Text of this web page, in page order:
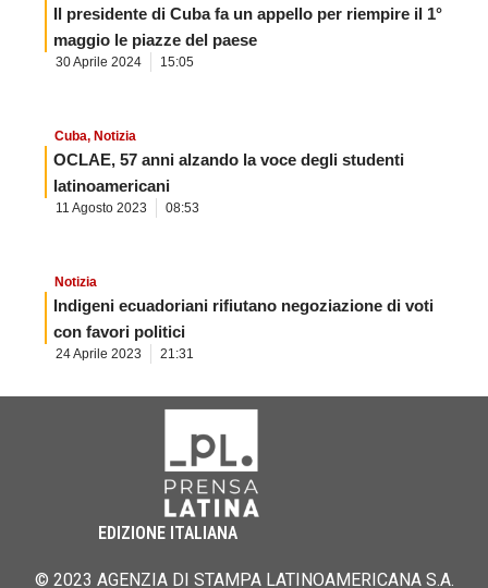
Il presidente di Cuba fa un appello per riempire il 1°
maggio le piazze del paese
30 Aprile 2024 15:05
Cuba, Notizia
OCLAE, 57 anni alzando la voce degli studenti
latinoamericani
11 Agosto 2023 08:53
Notizia
Indigeni ecuadoriani rifiutano negoziazione di voti
con favori politici
24 Aprile 2023 21:31
EDIZIONE ITALIANA
© 2023 AGENZIA DI STAMPA LATINOAMERICANA S.A.